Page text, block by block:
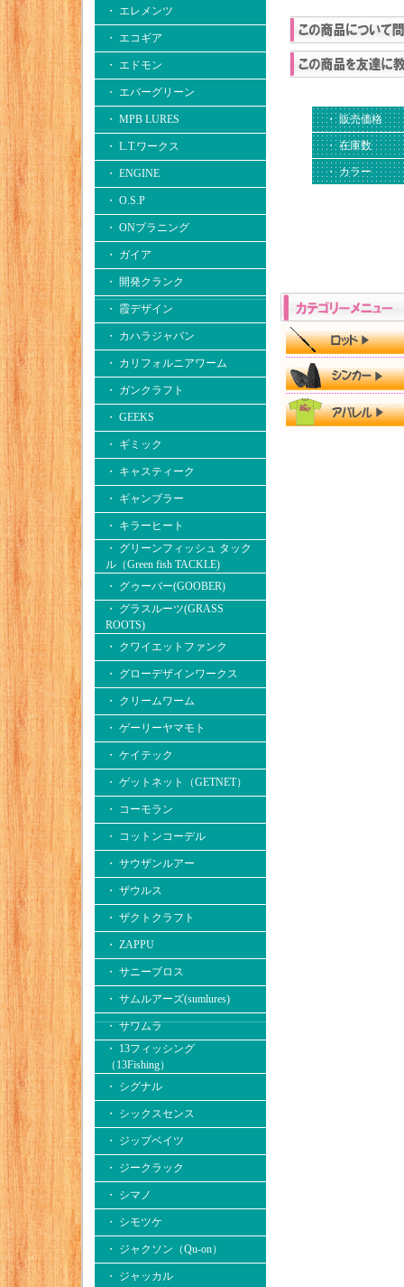
・ エレメンツ
・ エコギア
・ エドモン
・ エバーグリーン
・ MPB LURES
・ L.T.ワークス
・ ENGINE
・ O.S.P
・ ONプラニング
・ ガイア
・ 開発クランク
・ 霞デザイン
・ カハラジャパン
・ カリフォルニアワーム
・ ガンクラフト
・ GEEKS
・ ギミック
・ キャスティーク
・ ギャンブラー
・ キラーヒート
・ グリーンフィッシュ タック
ル（Green fish TACKLE)
・ グゥーバー(GOOBER)
・ グラスルーツ(GRASS
ROOTS)
・ クワイエットファンク
・ グローデザインワークス
・ クリームワーム
・ ゲーリーヤマモト
・ ケイテック
・ ゲットネット（GETNET）
・ コーモラン
・ コットンコーデル
・ サウザンルアー
・ ザウルス
・ ザクトクラフト
・ ZAPPU
・ サニーブロス
・ サムルアーズ(sumlures)
・ サワムラ
・ 13フィッシング
（13Fishing）
・ シグナル
・ シックスセンス
・ ジップベイツ
・ ジークラック
・ シマノ
・ シモツケ
・ ジャクソン（Qu-on）
・ ジャッカル
・ 販売価格
・ 在庫数
・ カラー